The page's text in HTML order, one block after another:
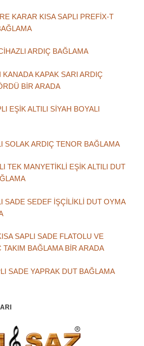
KARAR KISA SAPLI PREFİX-T
ARDIÇ BAĞLAMA
KANADA KAPAK SARI ARDIÇ
BİR ARADA
EŞİK ALTILI SİYAH BOYALI
SOLAK ARDIÇ TENOR BAĞLAMA
TEK MANYETİKLİ EŞİK ALTILI DUT
SADE SEDEF İŞÇİLİKLİ DUT OYMA
SAPLI SADE FLATOLU VE
TAKIM BAĞLAMA BİR ARADA
SADE YAPRAK DUT BAĞLAMA